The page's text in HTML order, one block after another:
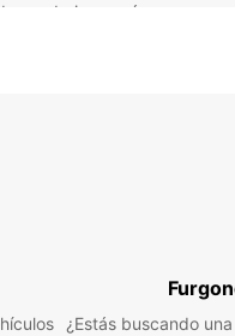
senderismo y áreas para
Desde coches urbanos
¿Estás buscando